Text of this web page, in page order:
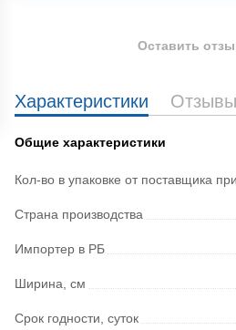
Характеристики Отзывы
Общие характеристики
Кол-во в упаковке от поставщика
Страна производства
Импортер в РБ
Ширина, см
Срок годности, суток
Оставить